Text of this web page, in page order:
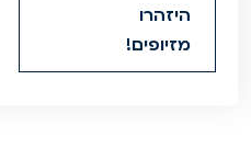
היזהרו
מזיופים!